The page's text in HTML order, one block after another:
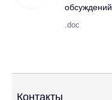
обсуждений
.doc
Контакты